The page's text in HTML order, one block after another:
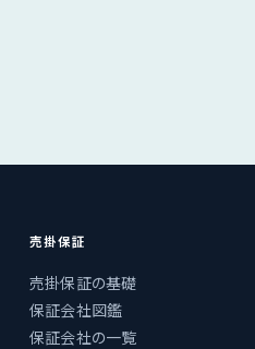
売掛保証
売掛保証の基礎
保証会社図鑑
保証会社の一覧